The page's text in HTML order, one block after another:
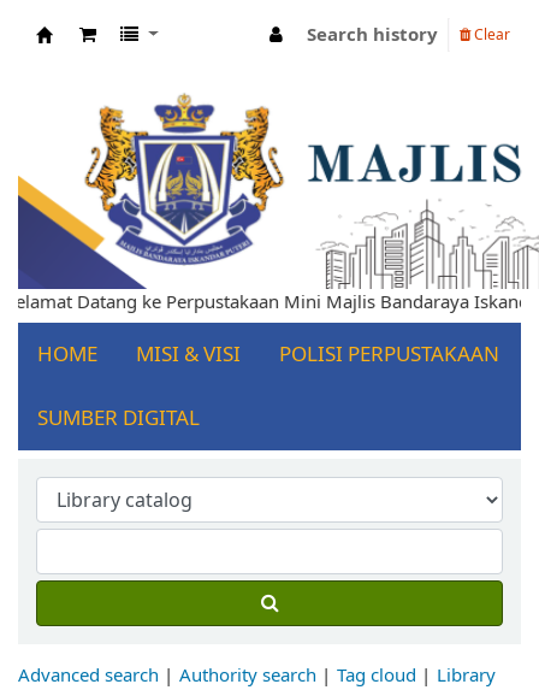
Search history Clear
Datang ke Perpustakaan Mini Majlis Bandaraya Iskandar
HOME MISI & VISI POLISI PERPUSTAKAAN
SUMBER DIGITAL
Advanced search Authority search Tag cloud Library